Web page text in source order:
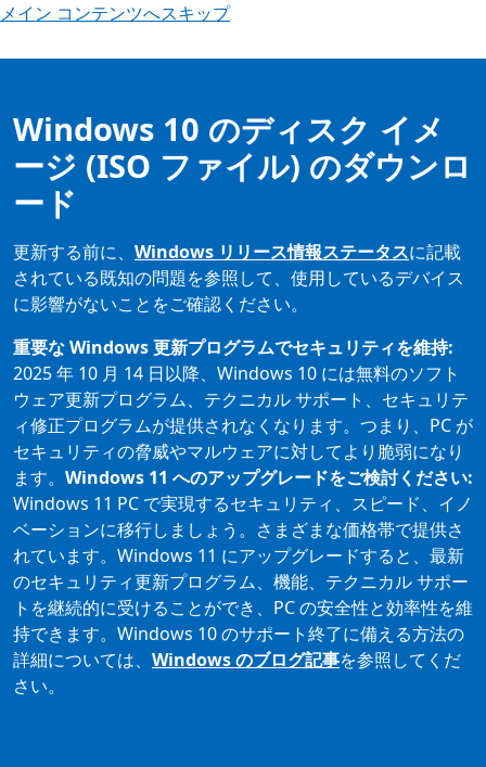
メイン コンテンツへスキップ
Windows 10 のディスク イメ
ージ (ISO ファイル) のダウンロ
ード
更新する前に、 Windows リリース情報ステータスに記載
されている既知の問題を参照して、使用しているデバイス
に影響がないことをご確認ください。
重要な Windows 更新プログラムでセキュリティを維持:
2025 年 10 月 14 日以降、Windows 10 には無料のソフト
ウェア更新プログラム、テクニカル サポート、セキュリテ
ィ修正プログラムが提供されなくなります。つまり、PC が
セキュリティの脅威やマルウェアに対してより脆弱になり
ます。 Windows 11 へのアップグレードをご検討ください:
Windows 11 PC で実現するセキュリティ、スピード、イノ
ベーションに移行しましょう。さまざまな価格帯で提供さ
れています。Windows 11 にアップグレードすると、最新
のセキュリティ更新プログラム、機能、テクニカル サポー
トを継続的に受けることができ、PC の安全性と効率性を維
持できます。Windows 10 のサポート終了に備える方法の
詳細については、 Windows のブログ記事を参照してくだ
さい。